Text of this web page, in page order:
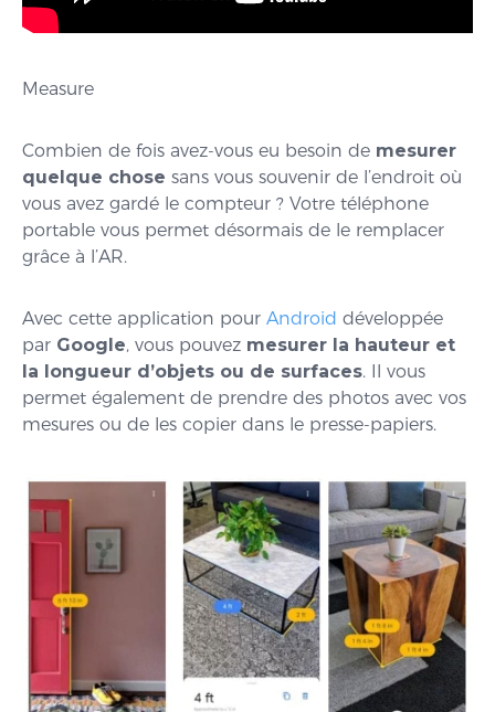
Measure
Combien de fois avez-vous eu besoin de mesurer
quelque chose sans vous souvenir de l’endroit où
vous avez gardé le compteur ? Votre téléphone
portable vous permet désormais de le remplacer
grâce à l’AR.
Avec cette application pour Android développée
par Google, vous pouvez mesurer la hauteur et
la longueur d’objets ou de surfaces. Il vous
permet également de prendre des photos avec vos
mesures ou de les copier dans le presse-papiers.